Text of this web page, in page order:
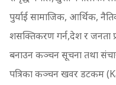
पुर्याई सामाजिक, आर्थिक,
शसक्तिकरण गर्न,देश र जनता
बनाउन कञ्चन सूचना तथा
पत्रिका कञ्चन खवर डटकम